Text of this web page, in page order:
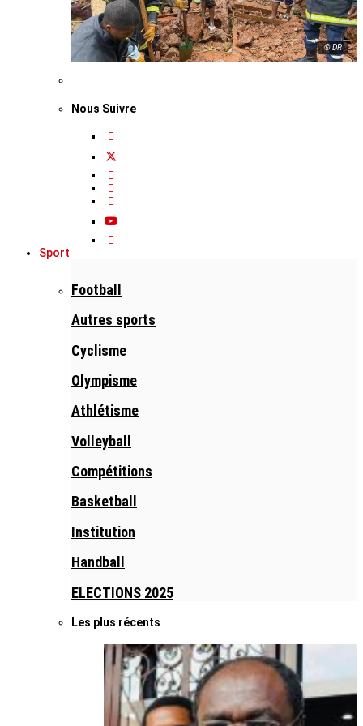
© DR
Nous Suivre
Sport
Football
Autres sports
Cyclisme
Olympisme
Athlétisme
Volleyball
Compétitions
Basketball
Institution
Handball
ELECTIONS 2025
Les plus récents